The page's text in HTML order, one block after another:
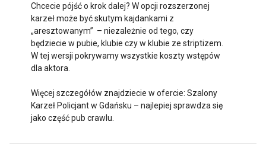
Chcecie pójść o krok dalej? W opcji rozszerzonej
karzeł może być skutym kajdankami z
„aresztowanym” – niezależnie od tego, czy
będziecie w pubie, klubie czy w klubie ze striptizem.
W tej wersji pokrywamy wszystkie koszty wstępów
dla aktora.
Więcej szczegółów znajdziecie w ofercie: Szalony
Karzeł Policjant w Gdańsku – najlepiej sprawdza się
jako część pub crawlu.